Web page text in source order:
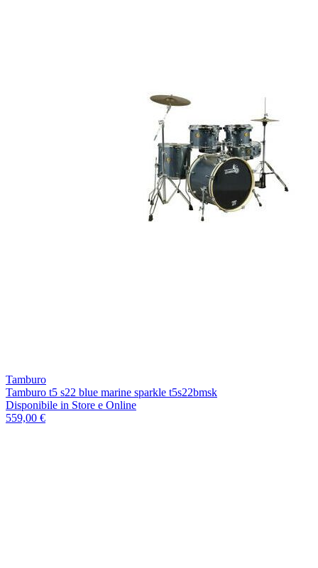
Tamburo
Tamburo t5 s22 blue marine sparkle t5s22bmsk
Disponibile in Store e Online
559,00 €